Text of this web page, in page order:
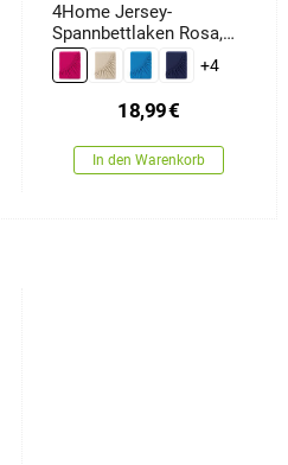
4Home Jersey-
Spannbettlaken Rosa,
180 x 200 cm
+4
18,99€
In den Warenkorb